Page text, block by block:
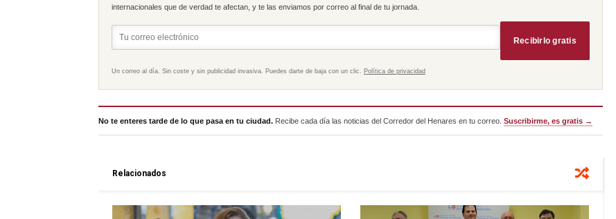
internacionales que de verdad te afectan, y te las enviamos por correo al final de tu jornada.
Recibirlo gratis
Un correo al día. Sin coste y sin publicidad invasiva. Puedes darte de baja con un clic. Política de privacidad
No te enteres tarde de lo que pasa en tu ciudad. Recibe cada día las noticias del Corredor del Henares en tu correo. Suscribirme, es gratis →
Relacionados